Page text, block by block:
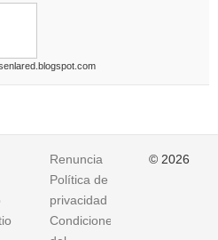
Renuncia
Política de
privacidad
Condiciones
© 2026